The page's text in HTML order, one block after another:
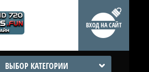
ВХОД НА САЙТ
ВЫБОР КАТЕГОРИИ